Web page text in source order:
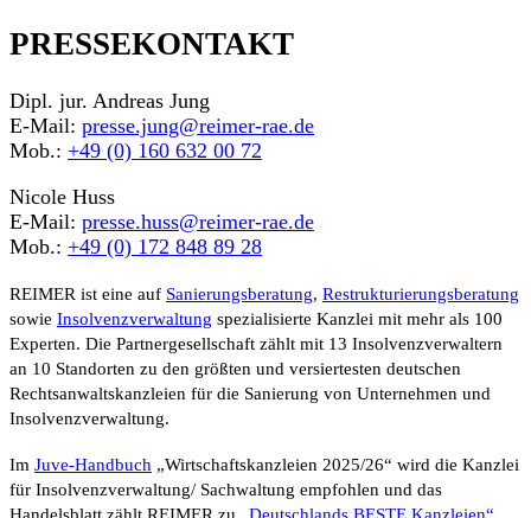
PRESSEKONTAKT
Dipl. jur. Andreas Jung
E-Mail: presse.jung@reimer-rae.de
Mob.: +49 (0) 160 632 00 72
Nicole Huss
E-Mail: presse.huss@reimer-rae.de
Mob.: +49 (0) 172 848 89 28
REIMER ist eine auf Sanierungsberatung, Restrukturierungsberatung
sowie Insolvenzverwaltung spezialisierte Kanzlei mit mehr als 100
Experten. Die Partnergesellschaft zählt mit 13 Insolvenzverwaltern
an 10 Standorten zu den größten und versiertesten deutschen
Rechtsanwaltskanzleien für die Sanierung von Unternehmen und
Insolvenzverwaltung.
Im Juve-Handbuch „Wirtschaftskanzleien 2025/26“ wird die Kanzlei
für Insolvenzverwaltung/ Sachwaltung empfohlen und das